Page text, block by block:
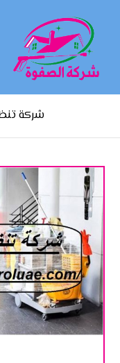
شركة